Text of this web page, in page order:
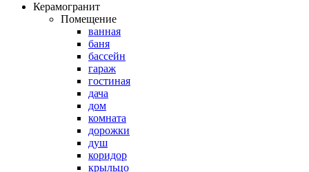
Керамогранит
Помещение
ванная
баня
бассейн
гараж
гостиная
дача
дом
комната
дорожки
душ
коридор
крыльцо